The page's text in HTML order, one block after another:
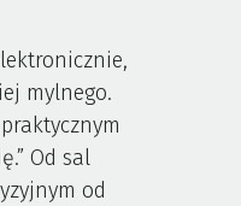
mylnego.
Od sal
od